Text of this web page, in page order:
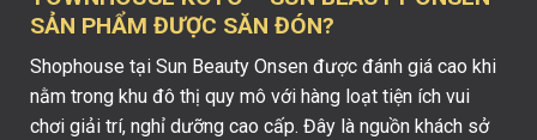
SẢN PHẨM ĐƯỢC SĂN ĐÓN?
Shophouse tại Sun Beauty Onsen được đánh giá cao khi
nằm trong khu đô thị quy mô với hàng loạt tiện ích vui
chơi giải trí, nghỉ dưỡng cao cấp. Đây là nguồn khách sở